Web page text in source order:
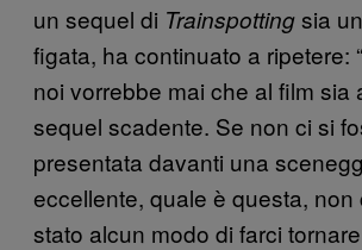
un sequel di Trainspottingsia
figata, ha continuato a ripetere:
noi vorrebbe mai che al film sia
sequel scadente. Se non ci si
presentata davanti una
eccellente, quale è questa, non
stato alcun modo di farci